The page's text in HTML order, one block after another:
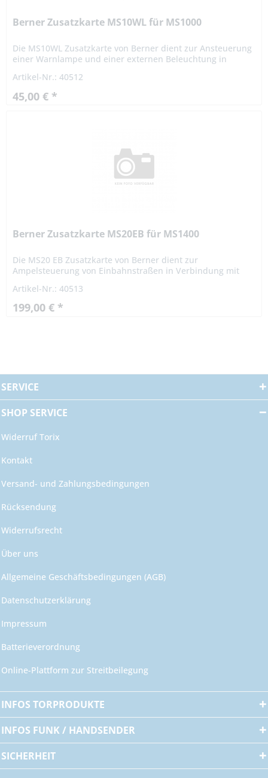
Berner Zusatzkarte MS10WL für MS1000
Die MS10WL Zusatzkarte von Berner dient zur Ansteuerung
einer Warnlampe und einer externen Beleuchtung in
Artikel-Nr.: 40512
45,00 € *
Berner Zusatzkarte MS20EB für MS1400
Die MS20 EB Zusatzkarte von Berner dient zur
Ampelsteuerung von Einbahnstraßen in Verbindung mit
Anforderung Innen/Außen...
Artikel-Nr.: 40513
199,00 € *
SERVICE
SHOP SERVICE
Widerruf Torix
Kontakt
Versand- und Zahlungsbedingungen
Rücksendung
Widerrufsrecht
Über uns
Allgemeine Geschäftsbedingungen (AGB)
Datenschutzerklärung
Impressum
Batterieverordnung
Online-Plattform zur Streitbeilegung
INFOS TORPRODUKTE
INFOS FUNK / HANDSENDER
SICHERHEIT